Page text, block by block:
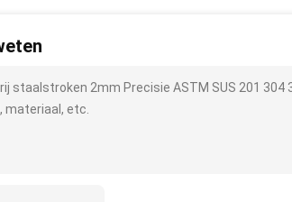
staalstroken 2mm Precisie ASTM SUS 201 304
etc.